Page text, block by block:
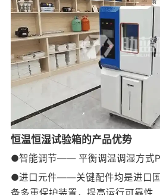
恒温恒湿试验箱的产品优势
●智能调节—— 平衡调温调湿方式
●进口元件——关键配件均是进口